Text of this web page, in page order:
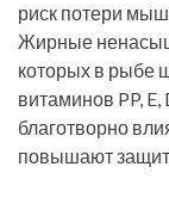
риск потери
Жирные
которых в рыбе
витаминов PP,
благотворно
повышают